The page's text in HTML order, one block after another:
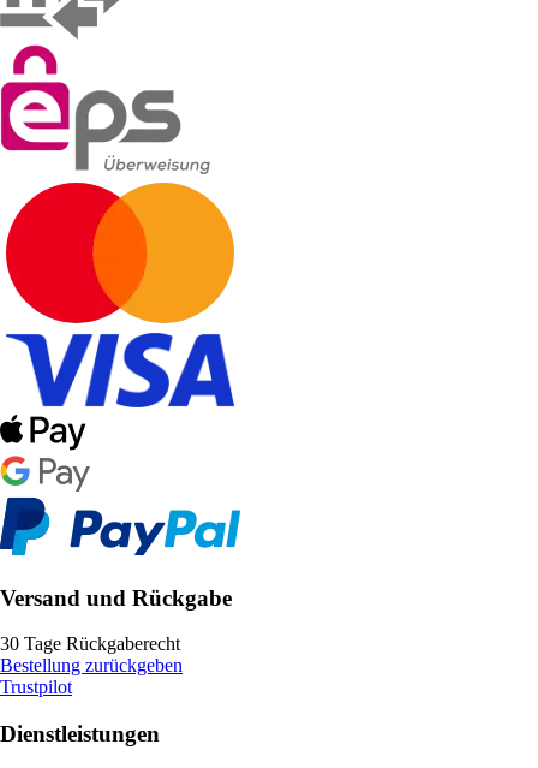
Versand und Rückgabe
30 Tage Rückgaberecht
Bestellung zurückgeben
Trustpilot
Dienstleistungen